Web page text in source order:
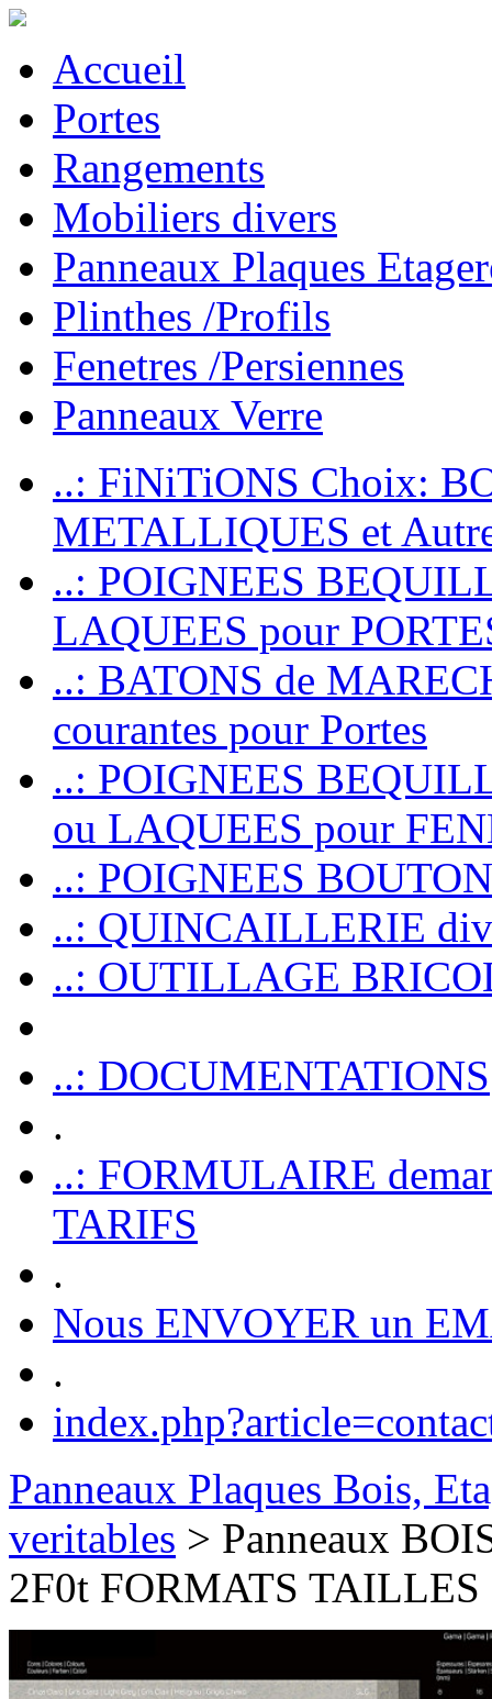
Accueil
Portes
Rangements
Mobiliers divers
Panneaux Plaques
Plinthes /Profils
Fenetres /Persiennes
Panneaux Verre
..: FiNiTiONS Choix:
METALLIQUES et
..: POIGNEES
LAQUEES pour
..: BATONS de
courantes pour Portes
..: POIGNEES
ou LAQUEES pour
..: POIGNEES
..: QUINCAILLERIE
..: OUTILLAGE
..: DOCUMENTATIONS
.
..: FORMULAIRE
TARIFS
.
Nous ENVOYER un
.
Panneaux Plaques Bois,
veritables > Panneaux
2F0t FORMATS